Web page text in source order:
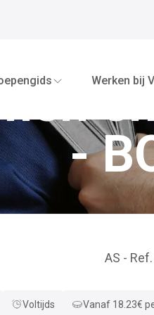
Werken bij
-
AS - Ref.
Voltijds Vanaf 18.23€